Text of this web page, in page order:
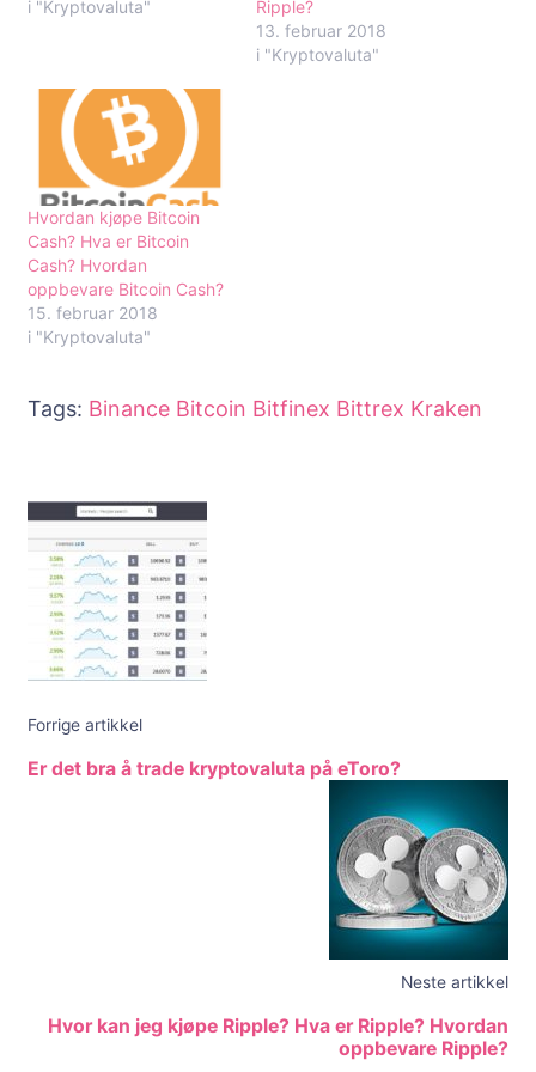
i "Kryptovaluta"
Ripple?
13. februar 2018
i "Kryptovaluta"
Hvordan kjøpe Bitcoin
Cash? Hva er Bitcoin
Cash? Hvordan
oppbevare Bitcoin Cash?
15. februar 2018
i "Kryptovaluta"
Tags: Binance Bitcoin Bitfinex Bittrex Kraken
Innleggsnavigering
Forrige artikkel
Er det bra å trade kryptovaluta på eToro?
Neste artikkel
Hvor kan jeg kjøpe Ripple? Hva er Ripple? Hvordan
oppbevare Ripple?